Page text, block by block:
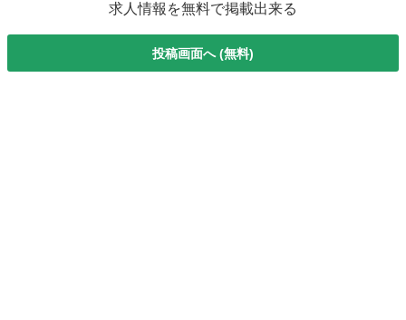
求人情報を無料で掲載出来る
投稿画面へ (無料)